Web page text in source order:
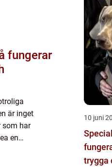
fungerar
är inget
som har
en
10 juni
trygga